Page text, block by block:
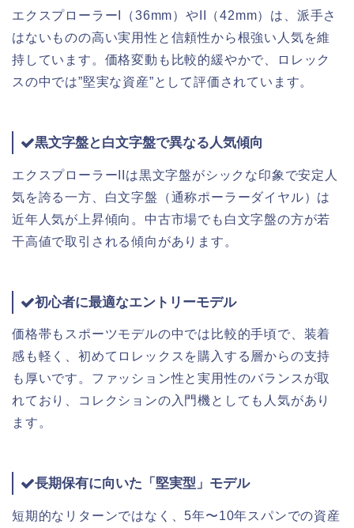
エクスプローラーI（36mm）やII（42mm）は、派手さ
はないものの高い実用性と信頼性から根強い人気を維
持しています。価格変動も比較的緩やかで、ロレック
スの中では”堅実な資産”として評価されています。
黒文字盤と白文字盤で異なる人気傾向
エクスプローラーIIは黒文字盤がシックな印象で安定人
気を誇る一方、白文字盤（通称ポーラーダイヤル）は
近年人気が上昇傾向。中古市場でも白文字盤の方が若
干高値で取引される傾向があります。
初心者に最適なエントリーモデル
価格帯もスポーツモデルの中では比較的手頃で、装着
感も軽く、初めてロレックスを購入する層からの支持
も厚いです。ファッション性と実用性のバランスが取
れており、コレクションの入門機としても人気があり
ます。
長期保有に向いた「堅実型」モデル
短期的なリターンではなく、5年〜10年スパンでの資産